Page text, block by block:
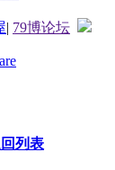
| 79博论坛
列表